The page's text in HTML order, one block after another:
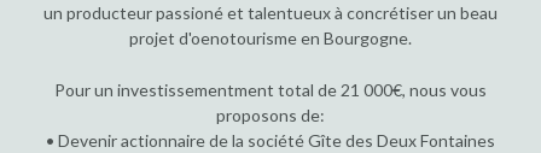
un producteur passioné et talentueux à concrétiser un beau
projet d'oenotourisme en Bourgogne.
Pour un investissementment total de 21 000€, nous vous
proposons de:
• Devenir actionnaire de la société Gîte des Deux Fontaines